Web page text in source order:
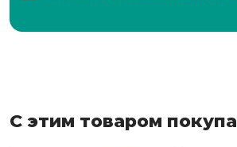
С этим товаром